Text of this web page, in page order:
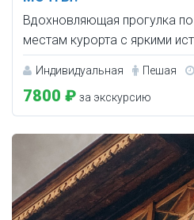
Вдохновляющая прогулка
местам курорта с яркими
Индивидуальная Пешая
7800 ₽ за экскурсию